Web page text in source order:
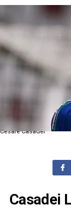
Cesare Casadei
Casadei